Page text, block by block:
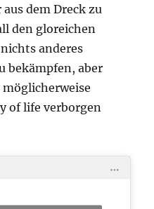
dem Dreck zu
den gloreichen
anderes
bekämpfen, aber
of life verborgen